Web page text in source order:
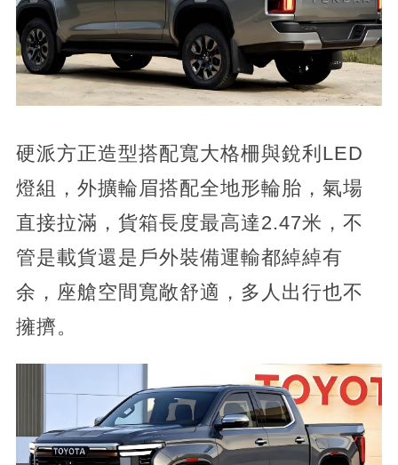
硬派方正造型搭配寬大格柵與銳利LED
燈組，外擴輪眉搭配全地形輪胎，氣場
直接拉滿，貨箱長度最高達2.47米，不
管是載貨還是戶外裝備運輸都綽綽有
余，座艙空間寬敞舒適，多人出行也不
擁擠。